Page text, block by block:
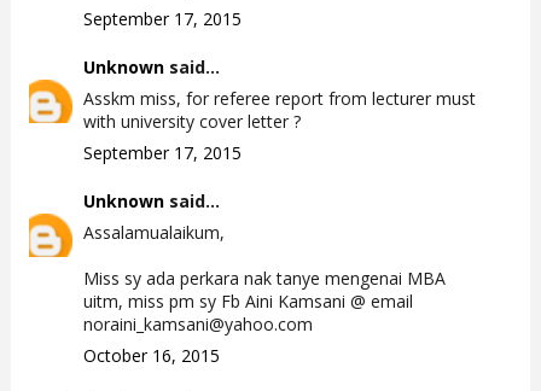
September 17, 2015
Unknownsaid...
Asskm miss, for referee report from lecturer must
with university cover letter ?
September 17, 2015
Unknownsaid...
Assalamualaikum,
Miss sy ada perkara nak tanye mengenai MBA
uitm, miss pm sy Fb Aini Kamsani @ email
noraini_kamsani@yahoo.com
October 16, 2015